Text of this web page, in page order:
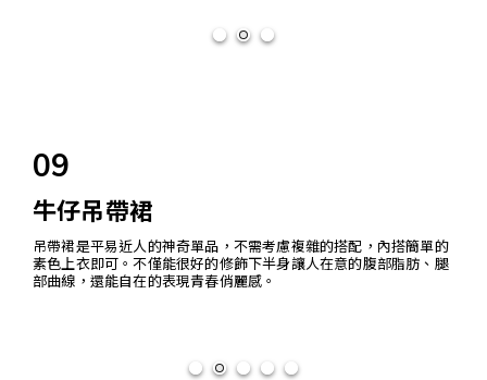
09
牛仔吊帶裙
吊帶裙是平易近人的神奇單品，不需考慮複雜的搭配，內搭簡單的
素色上衣即可。不僅能很好的修飾下半身讓人在意的腹部脂肪、腿
部曲線，還能自在的表現青春俏麗感。